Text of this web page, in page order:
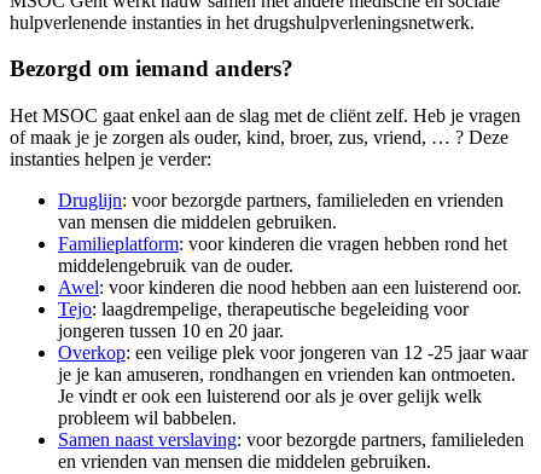
hulpverlenende instanties in het drugshulpverleningsnetwerk.
Bezorgd om iemand anders?
Het MSOC gaat enkel aan de slag met de cliënt zelf. Heb je vragen
of maak je je zorgen als ouder, kind, broer, zus, vriend, … ? Deze
instanties helpen je verder:
Druglijn: voor bezorgde partners, familieleden en vrienden
van mensen die middelen gebruiken.
Familieplatform: voor kinderen die vragen hebben rond het
middelengebruik van de ouder.
Awel: voor kinderen die nood hebben aan een luisterend oor.
Tejo: laagdrempelige, therapeutische begeleiding voor
jongeren tussen 10 en 20 jaar.
Overkop: een veilige plek voor jongeren van 12 -25 jaar waar
je je kan amuseren, rondhangen en vrienden kan ontmoeten.
Je vindt er ook een luisterend oor als je over gelijk welk
probleem wil babbelen.
Samen naast verslaving: voor bezorgde partners, familieleden
en vrienden van mensen die middelen gebruiken.